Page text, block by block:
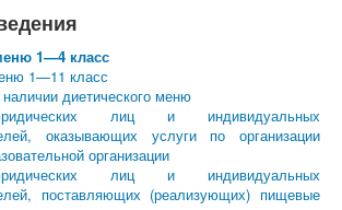
1—4 класс
1—11 класс
диетического меню
лиц и индивидуальных
оказывающих услуги по организации
организации
лиц и индивидуальных
поставляющих (реализующих) пищевые